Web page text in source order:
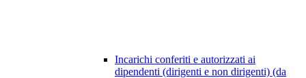
Incarichi conferiti e autorizzati ai
dipendenti (dirigenti e non dirigenti) (da